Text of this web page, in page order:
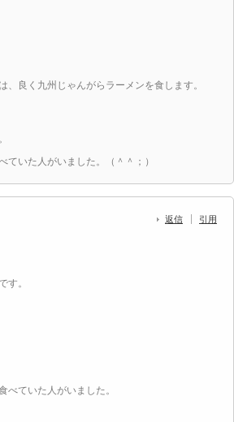
良く九州じゃんがらラーメンを食します。
いた人がいました。（＾＾；）
返信 引用
す。
べていた人がいました。